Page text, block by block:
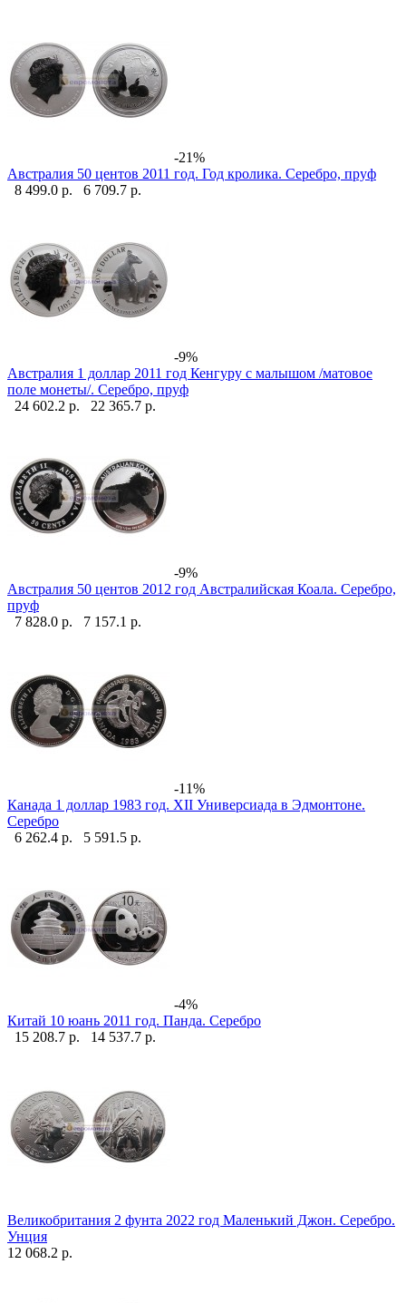
-21%
Австралия 50 центов 2011 год. Год кролика. Серебро, пруф
8 499.0 р.
6 709.7 р.
-9%
Австралия 1 доллар 2011 год Кенгуру с малышом /матовое
поле монеты/. Серебро, пруф
24 602.2 р.
22 365.7 р.
-9%
Австралия 50 центов 2012 год Австралийская Коала. Серебро,
пруф
7 828.0 р.
7 157.1 р.
-11%
Канада 1 доллар 1983 год. XII Универсиада в Эдмонтоне.
Серебро
6 262.4 р.
5 591.5 р.
-4%
Китай 10 юань 2011 год. Панда. Серебро
15 208.7 р.
14 537.7 р.
Великобритания 2 фунта 2022 год Маленький Джон. Серебро.
Унция
12 068.2 р.